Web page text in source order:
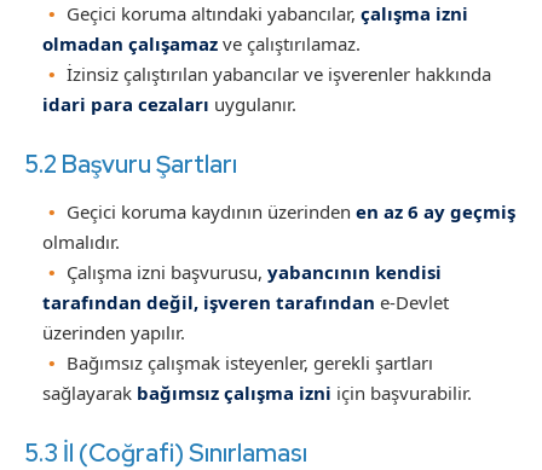
Geçici koruma altındaki yabancılar, çalışma izni
olmadan çalışamaz ve çalıştırılamaz.
İzinsiz çalıştırılan yabancılar ve işverenler hakkında
idari para cezaları uygulanır.
5.2 Başvuru Şartları
Geçici koruma kaydının üzerinden en az 6 ay geçmiş
olmalıdır.
Çalışma izni başvurusu, yabancının kendisi
tarafından değil, işveren tarafından e-Devlet
üzerinden yapılır.
Bağımsız çalışmak isteyenler, gerekli şartları
sağlayarak bağımsız çalışma izni için başvurabilir.
5.3 İl (Coğrafi) Sınırlaması